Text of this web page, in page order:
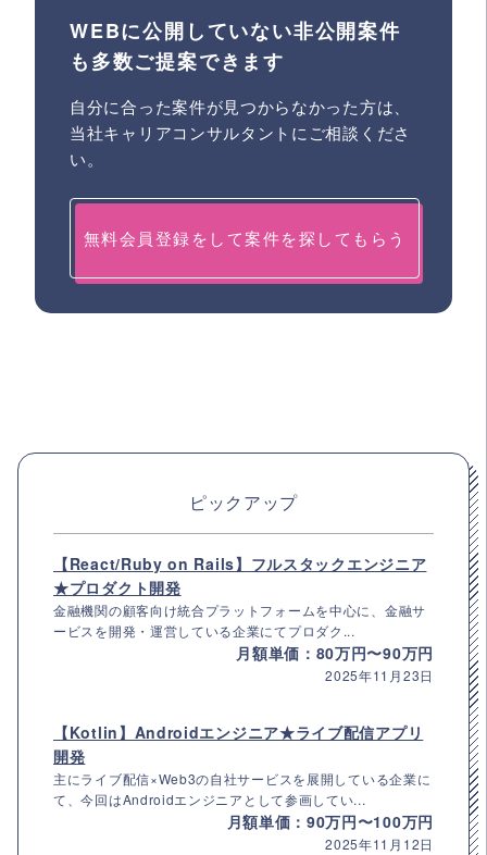
WEBに公開していない非公開案件
も多数ご提案できます
自分に合った案件が見つからなかった方は、
当社キャリアコンサルタントにご相談くださ
い。
無料会員登録をして案件を探してもらう
ピックアップ
【React/Ruby on Rails】フルスタックエンジニア
★プロダクト開発
金融機関の顧客向け統合プラットフォームを中心に、金融サ
ービスを開発・運営している企業にてプロダク...
月額単価：80万円〜90万円
2025年11月23日
【Kotlin】Androidエンジニア★ライブ配信アプリ
開発
主にライブ配信×Web3の自社サービスを展開している企業に
て、今回はAndroidエンジニアとして参画してい...
月額単価：90万円〜100万円
2025年11月12日